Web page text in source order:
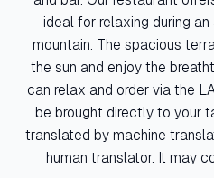
ideal for relaxing during
mountain. The spacious
the sun and enjoy the
can relax and order via the
be brought directly to your
translated by machine
human translator. It may